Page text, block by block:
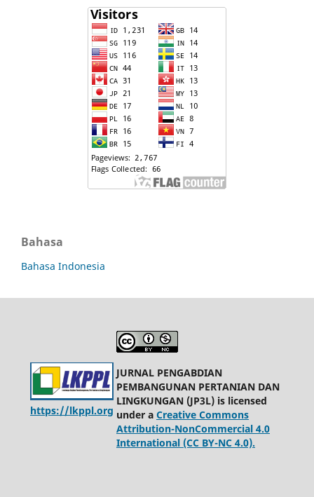
Bahasa
Bahasa Indonesia
https://lkppl.org
JURNAL PENGABDIAN
PEMBANGUNAN PERTANIAN DAN
LINGKUNGAN (JP3L) is licensed
under a Creative Commons
Attribution-NonCommercial 4.0
International (CC BY-NC 4.0).